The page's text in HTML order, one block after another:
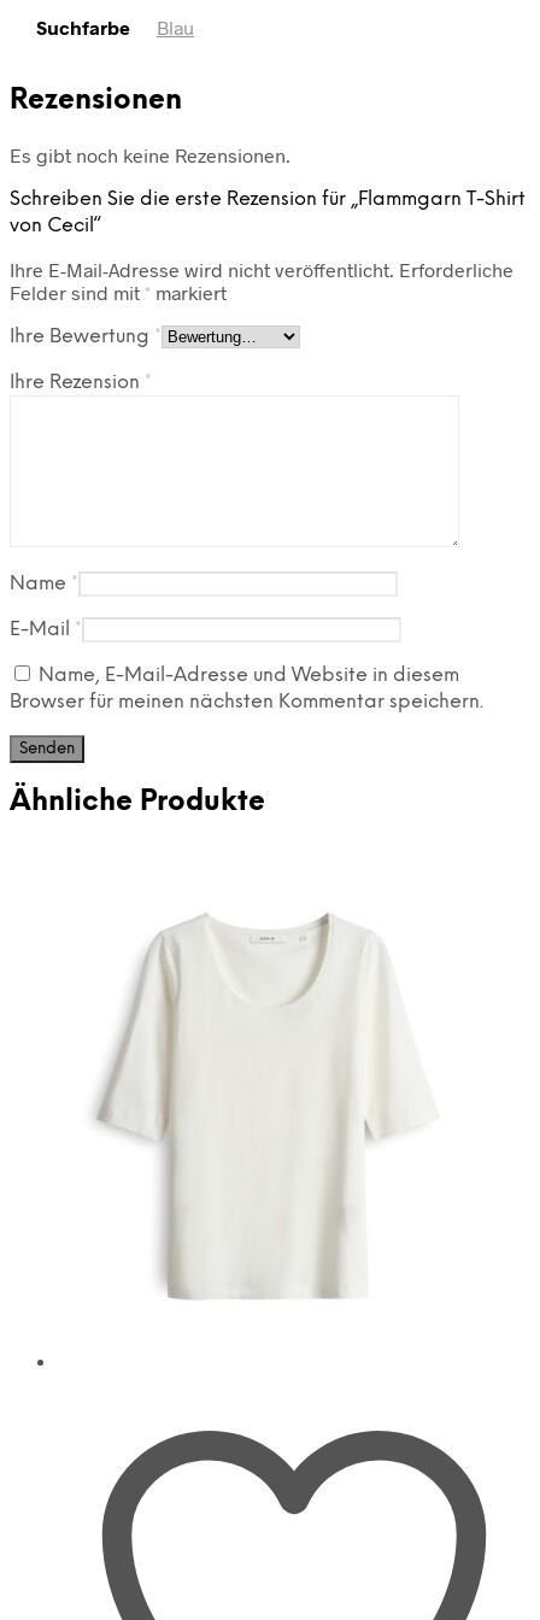
Suchfarbe Blau
Rezensionen
Es gibt noch keine Rezensionen.
Schreiben Sie die erste Rezension für „Flammgarn T-Shirt
von Cecil“
Ihre E-Mail-Adresse wird nicht veröffentlicht. Erforderliche
Felder sind mit * markiert
Ihre Bewertung *
Ihre Rezension *
Name *
E-Mail *
Name, E-Mail-Adresse und Website in diesem
Browser für meinen nächsten Kommentar speichern.
Ähnliche Produkte